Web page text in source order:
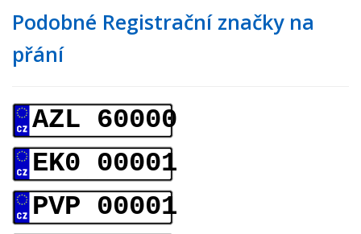
Podobné Registrační značky na
přání
AZL 60000
EK0 00001
PVP 00001